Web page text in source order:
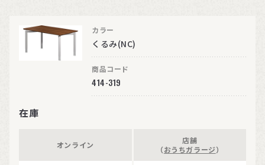
カラー
くるみ(NC)
商品コード
414-319
在庫
オンライン
店舗
（おうちガラージ）